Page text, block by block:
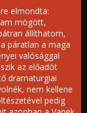
elmondta:
mögött,
állíthatom,
páratlan a maga
valósággal
az előadót
dramaturgiai
nem kellene
pedig